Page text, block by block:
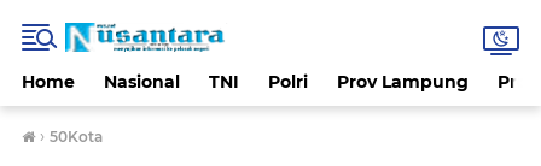
Home Nasional TNI Polri Prov Lampung
› 50Kota